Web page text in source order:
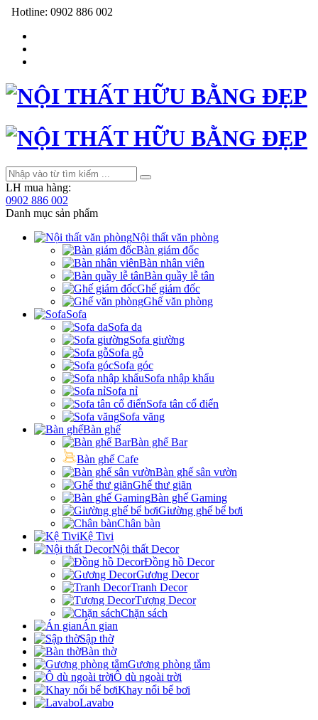
Hotline: 0902 886 002
LH mua hàng:
0902 886 002
Danh mục sản phẩm
Nội thất văn phòng
Bàn giám đốc
Bàn nhân viên
Bàn quầy lễ tân
Ghế giám đốc
Ghế văn phòng
Sofa
Sofa da
Sofa giường
Sofa gỗ
Sofa góc
Sofa nhập khẩu
Sofa nỉ
Sofa tân cổ điển
Sofa văng
Bàn ghế
Bàn ghế Bar
Bàn ghế Cafe
Bàn ghế sân vườn
Ghế thư giãn
Bàn ghế Gaming
Giường ghế bể bơi
Chân bàn
Kệ Tivi
Nội thất Decor
Đồng hồ Decor
Gương Decor
Tranh Decor
Tượng Decor
Chặn sách
Án gian
Sập thờ
Bàn thờ
Gương phòng tắm
Ô dù ngoài trời
Khay nổi bể bơi
Lavabo